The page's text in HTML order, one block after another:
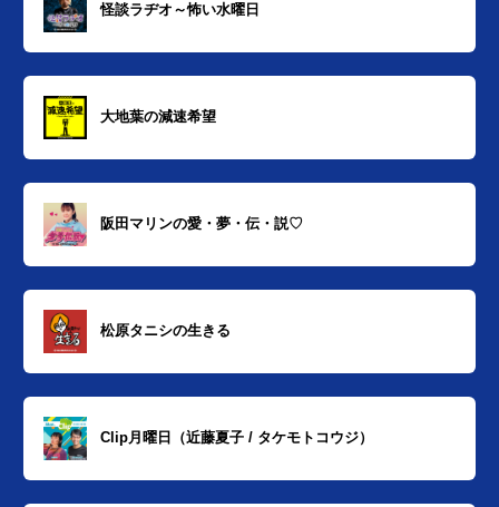
怪談ラヂオ～怖い水曜日
大地葉の減速希望
阪田マリンの愛・夢・伝・説♡
松原タニシの生きる
Clip月曜日（近藤夏子 / タケモトコウジ）